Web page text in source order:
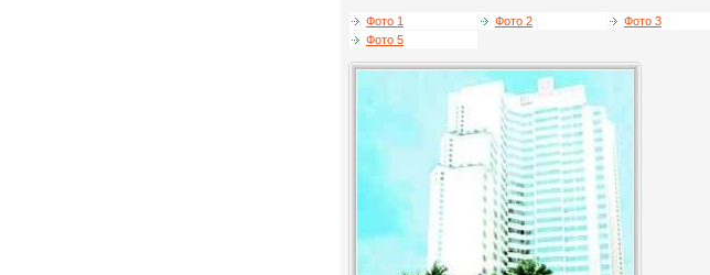
Фото 1 Фото 2 Фото 3
Фото 5